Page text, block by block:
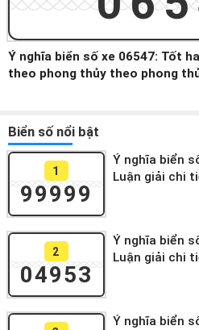
Ý nghĩa biển số xe 06547: Tốt
theo phong thủy theo phong
Biển số nổi bật
1
99999
Ý nghĩa biển
Luận giải chi
2
04953
Ý nghĩa biển
Luận giải chi
Ý nghĩa biển